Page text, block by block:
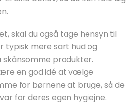
skal du også tage hensyn til
typisk mere sart hud og
produkter.
en god idé at vælge
for børnene at bruge, så de
for deres egen hygiejne.